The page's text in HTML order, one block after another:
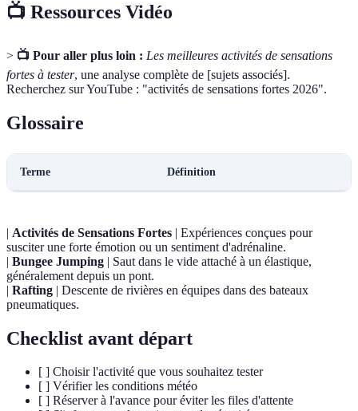
📺 Ressources Vidéo
> 📺 Pour aller plus loin : Les meilleures activités de sensations
fortes à tester, une analyse complète de [sujets associés].
Recherchez sur YouTube : "activités de sensations fortes 2026".
Glossaire
Terme Définition
| Activités de Sensations Fortes | Expériences conçues pour
susciter une forte émotion ou un sentiment d'adrénaline.
| Bungee Jumping | Saut dans le vide attaché à un élastique,
généralement depuis un pont.
| Rafting | Descente de rivières en équipes dans des bateaux
pneumatiques.
Checklist avant départ
[ ] Choisir l'activité que vous souhaitez tester
[ ] Vérifier les conditions météo
[ ] Réserver à l'avance pour éviter les files d'attente